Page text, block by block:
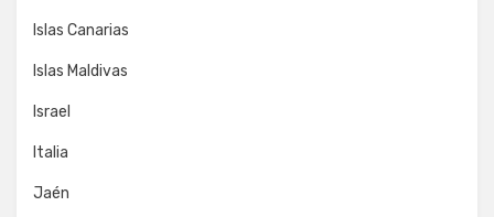
Islas Canarias
Islas Maldivas
Israel
Italia
Jaén